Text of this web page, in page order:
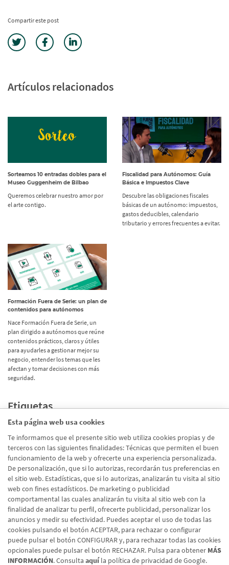
Esta página web usa cookies
Te informamos que el presente sitio web utiliza cookies propias y de
terceros con las siguientes finalidades: Técnicas que permiten el buen
funcionamiento de la web y ofrecerte una experiencia personalizada.
De personalización, que si lo autorizas, recordarán tus preferencias en
el sitio web. Estadísticas, que si lo autorizas, analizarán tu visita al sitio
web con fines estadísticos. De marketing o publicidad
comportamental las cuales analizarán tu visita al sitio web con la
finalidad de analizar tu perfil, ofrecerte publicidad, personalizar los
anuncios y medir su efectividad. Puedes aceptar el uso de todas las
cookies pulsando el botón ACEPTAR, para rechazar o configurar
puede pulsar el botón CONFIGURAR y, para rechazar todas las cookies
opcionales puede pulsar el botón RECHAZAR. Pulsa para obtener MÁS
INFORMACIÓN. Consulta aquíla política de privacidad de Google.
Compartir este post
Artículos relacionados
Sorteamos 10 entradas dobles para el
Museo Guggenheim de Bilbao
Queremos celebrar nuestro amor por
el arte contigo.
Fiscalidad para Autónomos: Guía
Básica e Impuestos Clave
Descubre las obligaciones fiscales
básicas de un autónomo: impuestos,
gastos deducibles, calendario
tributario y errores frecuentes a evitar.
Formación Fuera de Serie: un plan de
contenidos para autónomos
Nace Formación Fuera de Serie, un
plan dirigido a autónomos que reúne
contenidos prácticos, claros y útiles
para ayudarles a gestionar mejor su
negocio, entender los temas que les
afectan y tomar decisiones con más
seguridad.
Etiquetas
Promociones
Corporativo(39)
Emprendedores (26)
Talento(20)
Digital(19)
En Marcha (10)